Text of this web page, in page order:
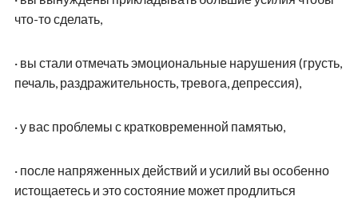
что-то сделать,
· вы стали отмечать эмоциональные нарушения (грусть,
печаль, раздражительность, тревога, депрессия),
·у вас проблемы с кратковременной памятью,
· после напряженных действий и усилий вы особенно
истощаетесь и это состояние может продлиться